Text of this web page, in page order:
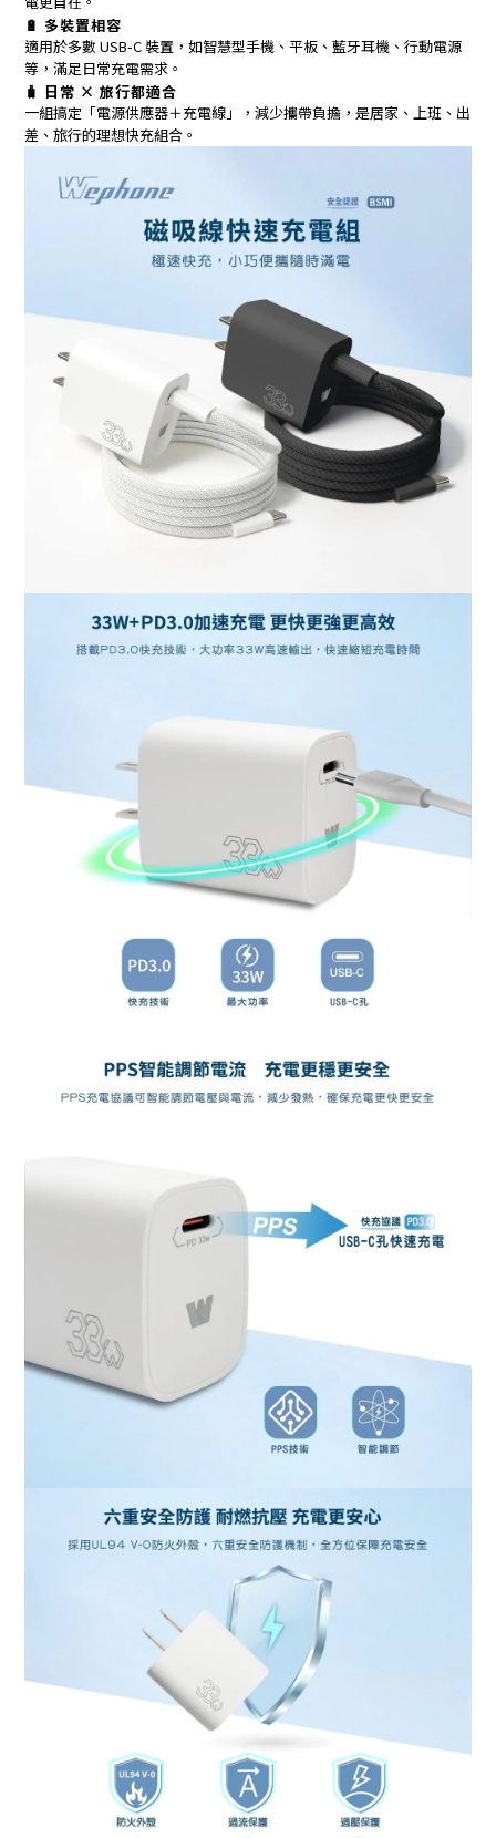
🔋 多裝置相容
適用於多數 USB-C 裝置，如智慧型手機、平板、藍牙耳機、行動電源
等，滿足日常充電需求。
🧳 日常 × 旅行都適合
一組搞定「電源供應器＋充電線」，減少攜帶負擔，是居家、上班、出
差、旅行的理想快充組合。